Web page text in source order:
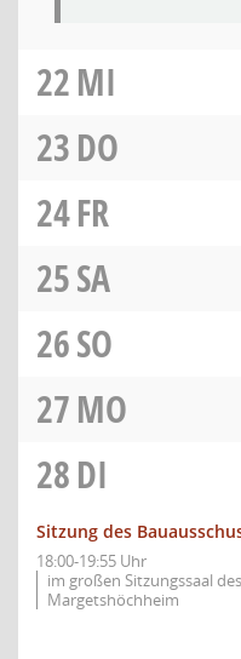
22MI
23DO
24FR
25SA
26SO
27MO
28DI
Sitzung des
18:00-19:55 Uhr
im großen Sitzungssaal
Margetshöchheim